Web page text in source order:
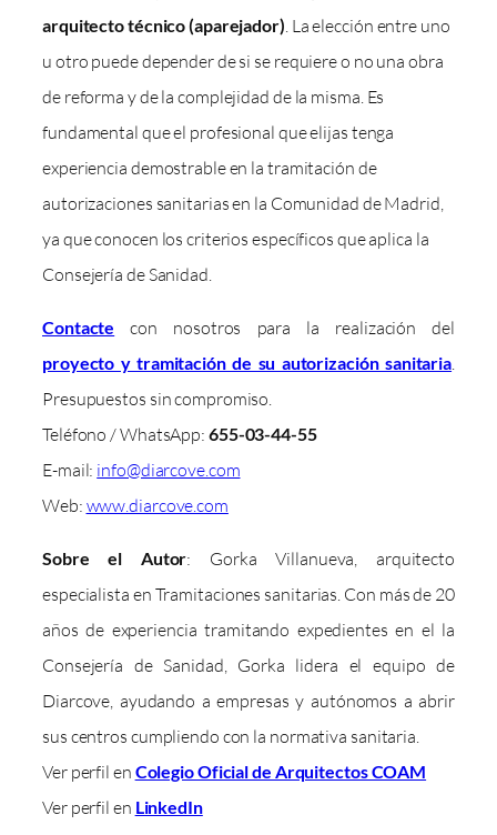
arquitecto técnico (aparejador). La elección entre uno
u otro puede depender de si se requiere o no una obra
de reforma y de la complejidad de la misma. Es
fundamental que el profesional que elijas tenga
experiencia demostrable en la tramitación de
autorizaciones sanitarias en la Comunidad de Madrid,
ya que conocen los criterios específicos que aplica la
Consejería de Sanidad.
Contacte con nosotros para la realización del
proyecto y tramitación de su autorización sanitaria.
Presupuestos sin compromiso.
Teléfono / WhatsApp: 655-03-44-55
E-mail: info@diarcove.com
Web: www.diarcove.com
Sobre el Autor: Gorka Villanueva, arquitecto
especialista en Tramitaciones sanitarias. Con más de 20
años de experiencia tramitando expedientes en el la
Consejería de Sanidad, Gorka lidera el equipo de
Diarcove, ayudando a empresas y autónomos a abrir
sus centros cumpliendo con la normativa sanitaria.
Ver perfil en Colegio Oficial de Arquitectos COAM
Ver perfil en LinkedIn